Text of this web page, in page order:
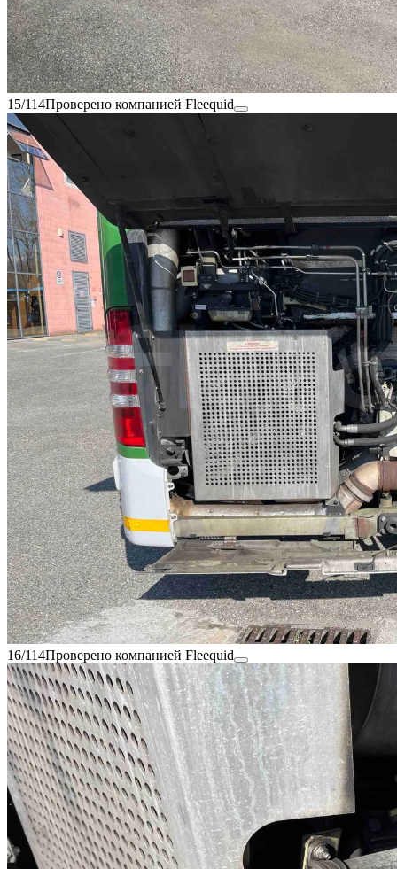
15/114Проверено компанией Fleequid
16/114Проверено компанией Fleequid